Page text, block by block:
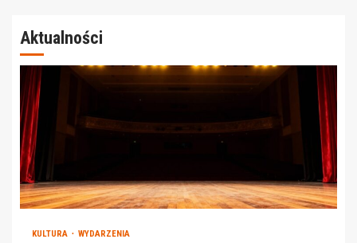
Aktualności
KULTURA WYDARZENIA